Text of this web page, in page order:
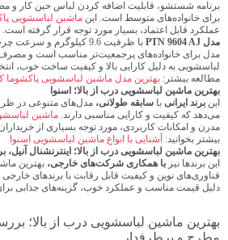
برای خانواده‌های متوسط است. اینماشین لباسشویی
عملکرد قابل اعتماد، بسیار مورد توجه قرار گرفته است.
مدل PTN 9604 AJ
مدل برای خانواده‌های پرجمعیت‌تر مناسب است و مصرف
لباسشویی به دلیل کارایی بالا و کیفیت ساخت خوب،
مطالعه بیشتر:بهترین مدل ماشین لباسشویی پاکشوما
بهترین ماشین لباسشویی درب از بالا؛ اسنوا
اینبرند ایرانیبا سابقه طولانی، مدل‌های متنوعی در
می‌دهد که کیفیت و کارایی مناسبی دارند.ماشین
مدرن و امکانات کاربردی، مورد توجه بسیاری از خریداران
بیشتر بخوانید:آشنایی با انواع ماشین لباسشویی اسنوا
بهترین ماشین لباسشویی درب از بالا؛ اینترنشنال آنیل،
این برندها نیزبا همکاری شرکت‌های خارجی، بهترین
فناوری‌های نوین و کیفیت قابل رقابت با برندهای خارجی
دلیل قیمت مناسب و عملکرد خوب، گزینه‌های جذابی برای
بهترین ماشین لباسشویی درب از بالا؛
مطرح و پرطرفدار